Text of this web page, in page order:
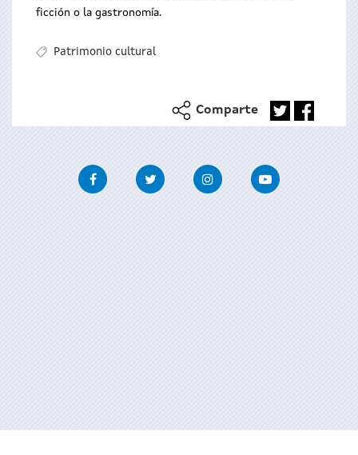
ficción o la gastronomía.
Patrimonio cultural
Comparte
FacebookTwitter InstagramYoutube